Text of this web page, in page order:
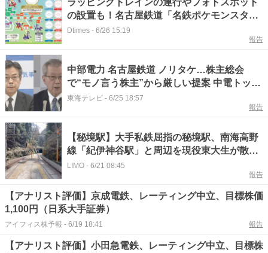
ラッピングトレインの運行やフォトスポット
の設置も！名古屋鉄道「名鉄ポケモンスタン
プラリー2026」
Dtimes - 6/26 15:19
報告
中部電力 名古屋鉄道 ノリタケ…株主総会
で“モノ言う株主”から厳しい提案 中電トップ
2人の解任議案は否決
東海テレビ - 6/25 18:57
報告
【秘境駅】大手私鉄屈指の秘境駅、南海高野
線「紀伊神谷駅」と周辺を現役東大生が散策
「水がきれい過ぎて蚊が夏でも少ない」
LIMO - 6/21 08:45
報告
【アナリスト評価】京成電鉄、レーティング中立、目標株価
1,100円（日系大手証券）
アイフィス株予報 - 6/19 18:41 報告
【アナリスト評価】小田急電鉄、レーティング中立、目標株